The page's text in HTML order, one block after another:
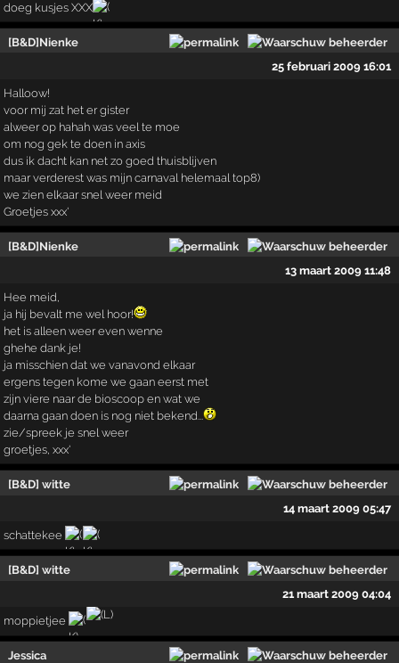
doeg kusjes XXX
[B&D]Nienke
25 februari 2009 16:01
Halloow!
voor mij zat het er gister
alweer op hahah was veel te moe
om nog gek te doen in axis
dus ik dacht kan net zo goed thuisblijven
maar verderest was mijn carnaval helemaal top8)
we zien elkaar snel weer meid
Groetjes xxx'
[B&D]Nienke
13 maart 2009 11:48
Hee meid,
ja hij bevalt me wel hoor!
het is alleen weer even wenne
ghehe dank je!
ja misschien dat we vanavond elkaar
ergens tegen kome we gaan eerst met
zijn viere naar de bioscoop en wat we
daarna gaan doen is nog niet bekend...
zie/spreek je snel weer
groetjes, xxx'
[B&D] witte
14 maart 2009 05:47
schattekee
[B&D] witte
21 maart 2009 04:04
moppietjee
Jessica